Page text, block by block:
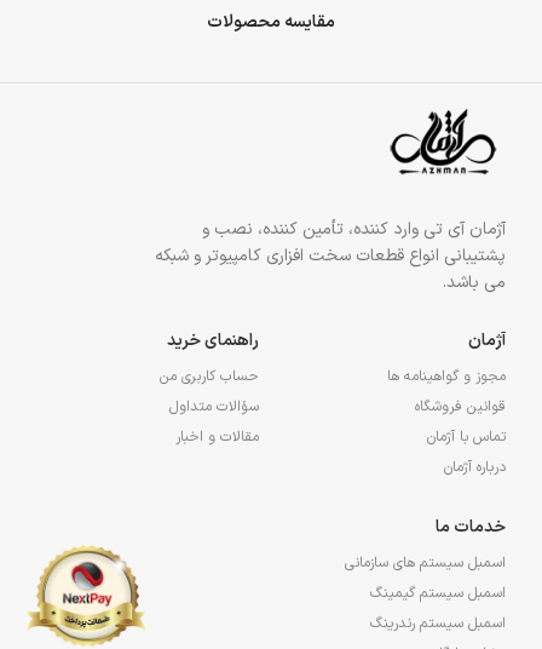
مقایسه محصولات
آژمان آی تی وارد کننده، تأمین کننده، نصب و
پشتیبانی انواع قطعات سخت افزاری کامپیوتر و شبکه
می باشد.
آژمان
مجوز و گواهینامه ها
قوانین فروشگاه
تماس با آژمان
درباره آژمان
راهنمای خرید
حساب کاربری من
سؤالات متداول
مقالات و اخبار
خدمات ما
اسمبل سیستم های سازمانی
اسمبل سیستم گیمینگ
اسمبل سیستم رندرینگ